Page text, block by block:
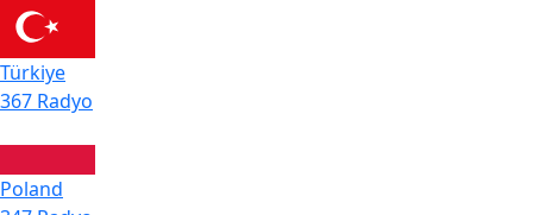
Türkiye
367 Radyo
Poland